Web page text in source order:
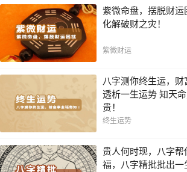
紫微命盘，摆脱财
化解破财之灾！
紫微财运
八字测你终生运，
透析一生运势 知天
贵！
终生运势
贵人何时现，八字帮
福，八字精批批出一